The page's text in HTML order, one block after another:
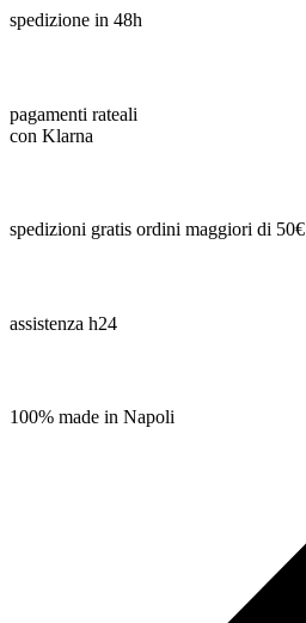
spedizione in 48h
pagamenti rateali
con Klarna
spedizioni gratis ordini maggiori di 50€
assistenza h24
100% made in Napoli